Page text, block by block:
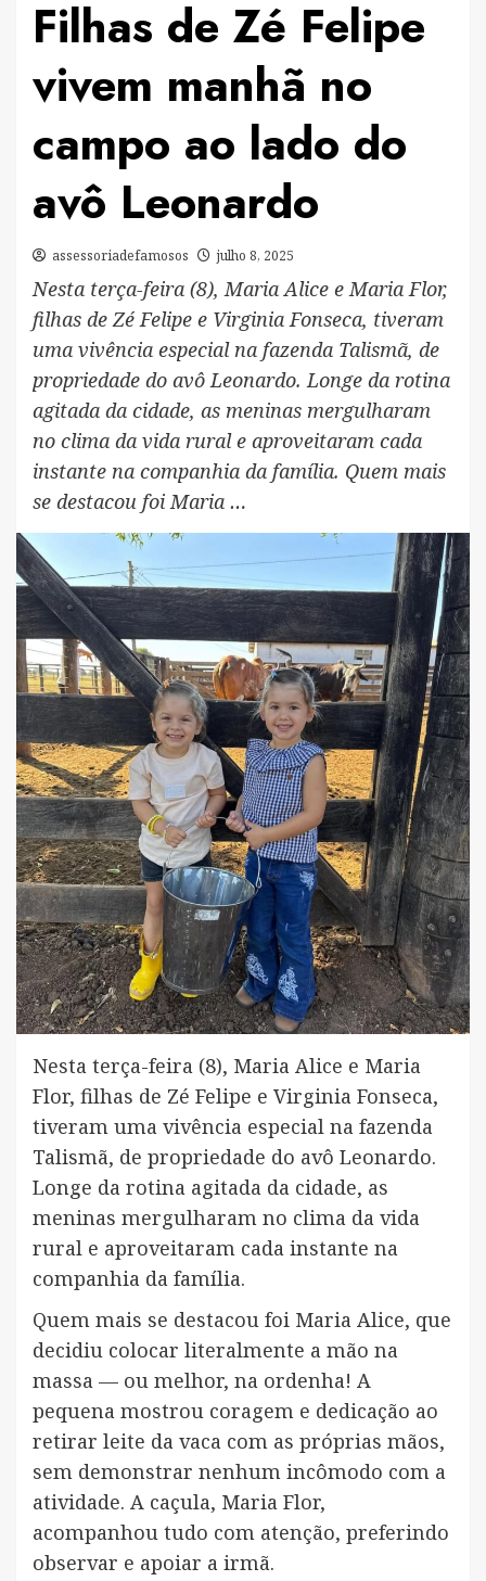
Filhas de Zé Felipe
vivem manhã no
campo ao lado do
avô Leonardo
assessoriadefamosos julho 8, 2025
Nesta terça-feira (8), Maria Alice e Maria Flor,
filhas de Zé Felipe e Virginia Fonseca, tiveram
uma vivência especial na fazenda Talismã, de
propriedade do avô Leonardo. Longe da rotina
agitada da cidade, as meninas mergulharam
no clima da vida rural e aproveitaram cada
instante na companhia da família. Quem mais
se destacou foi Maria …
Nesta terça-feira (8), Maria Alice e Maria
Flor, filhas de Zé Felipe e Virginia Fonseca,
tiveram uma vivência especial na fazenda
Talismã, de propriedade do avô Leonardo.
Longe da rotina agitada da cidade, as
meninas mergulharam no clima da vida
rural e aproveitaram cada instante na
companhia da família.
Quem mais se destacou foi Maria Alice, que
decidiu colocar literalmente a mão na
massa — ou melhor, na ordenha! A
pequena mostrou coragem e dedicação ao
retirar leite da vaca com as próprias mãos,
sem demonstrar nenhum incômodo com a
atividade. A caçula, Maria Flor,
acompanhou tudo com atenção, preferindo
observar e apoiar a irmã.